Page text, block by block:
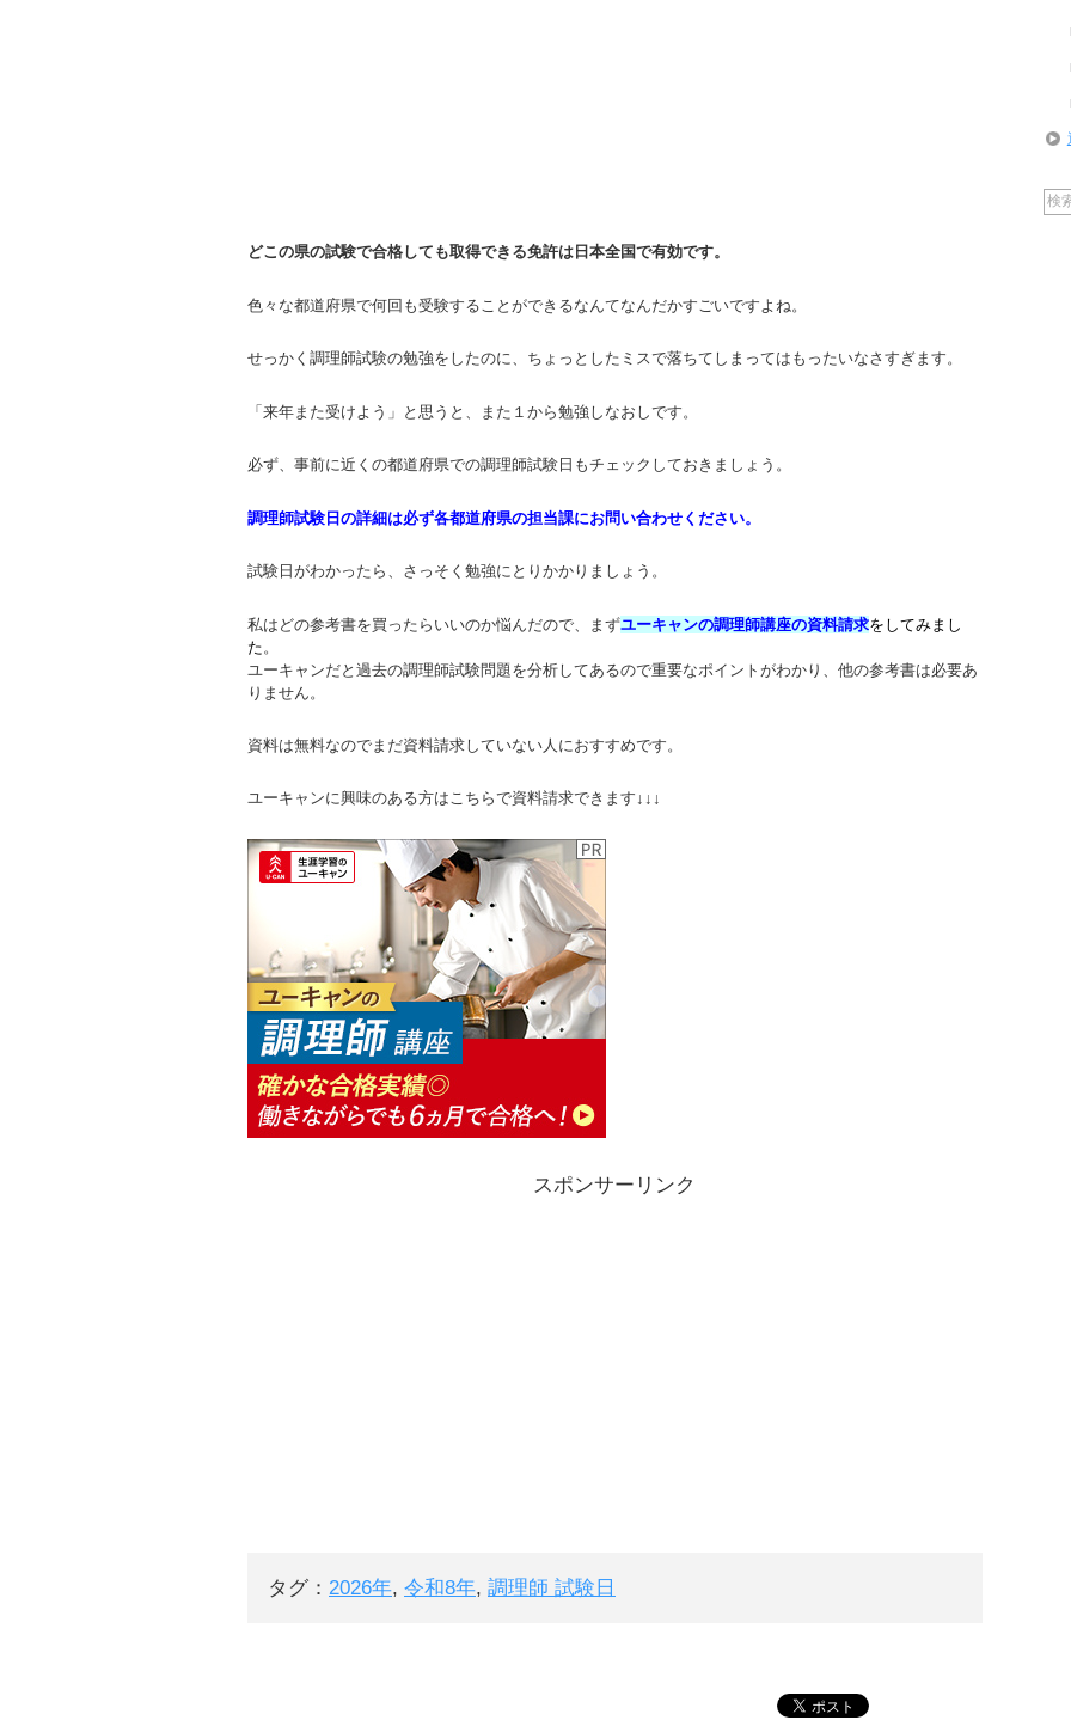
どこの県の試験で合格しても取得できる免許は日本全国で有効です。
色々な都道府県で何回も受験することができるなんてなんだかすごいですよね。
せっかく調理師試験の勉強をしたのに、ちょっとしたミスで落ちてしまってはもったいなさすぎます。
「来年また受けよう」と思うと、また１から勉強しなおしです。
必ず、事前に近くの都道府県での調理師試験日もチェックしておきましょう。
調理師試験日の詳細は必ず各都道府県の担当課にお問い合わせください。
試験日がわかったら、さっそく勉強にとりかかりましょう。
私はどの参考書を買ったらいいのか悩んだので、まずユーキャンの調理師講座の資料請求をしてみまし
た 。
ユーキャンだと過去の調理師試験問題を分析してあるので重要なポイントがわかり、他の参考書は必要あ
りません。
資料は無料なのでまだ資料請求していない人におすすめです。
ユーキャンに興味のある方はこちらで資料請求できます↓↓↓
スポンサーリンク
タグ： 2026年, 令和8年, 調理師 試験日